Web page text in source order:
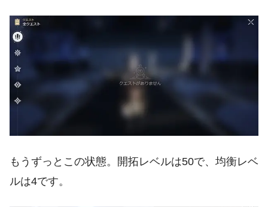
もうずっとこの状態。開拓レベルは50で、均衡レベ
ルは4です。